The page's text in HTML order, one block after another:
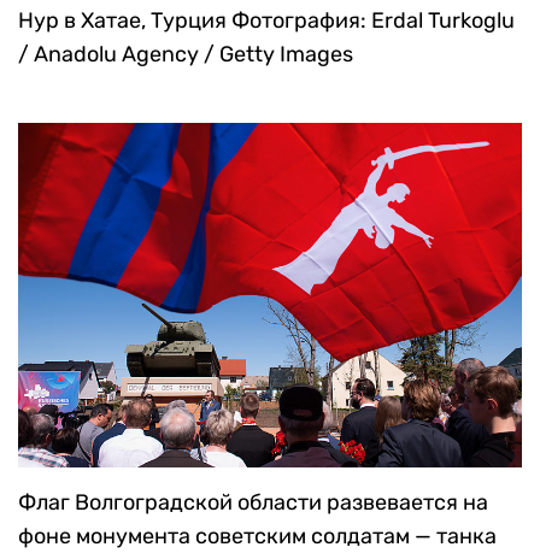
Женщина собирает маки у подножья хребта
Нур в Хатае, Турция Фотография: Erdal Turkoglu
/ Anadolu Agency / Getty Images